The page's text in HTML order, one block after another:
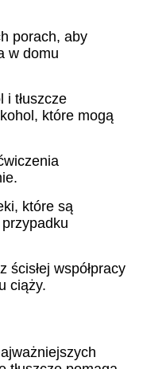
porach, aby
w domu
i tłuszcze
które mogą
które są
współpracy
ciąży.